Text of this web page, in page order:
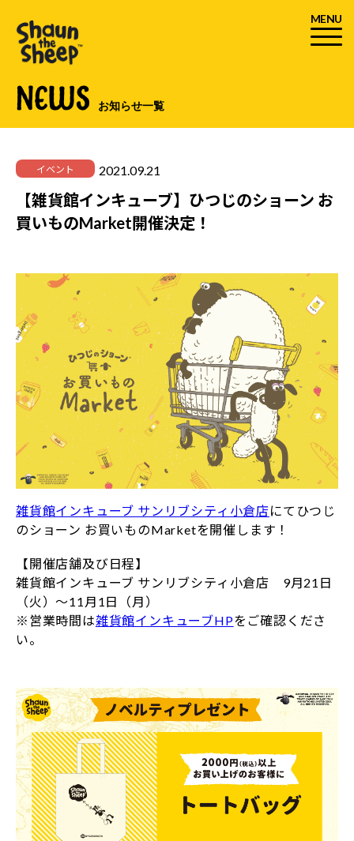
MENU
NEWS お知らせ一覧
イベント 2021.09.21
【雑貨館インキューブ】ひつじのショーン お
買いものMarket開催決定！
雑貨館インキューブ サンリブシティ小倉店にてひつじ
のショーン お買いものMarketを開催します！
【開催店舗及び日程】
雑貨館インキューブ サンリブシティ小倉店 9月21日
（火）～11月1日（月）
※営業時間は雑貨館インキューブHPをご確認くださ
い。